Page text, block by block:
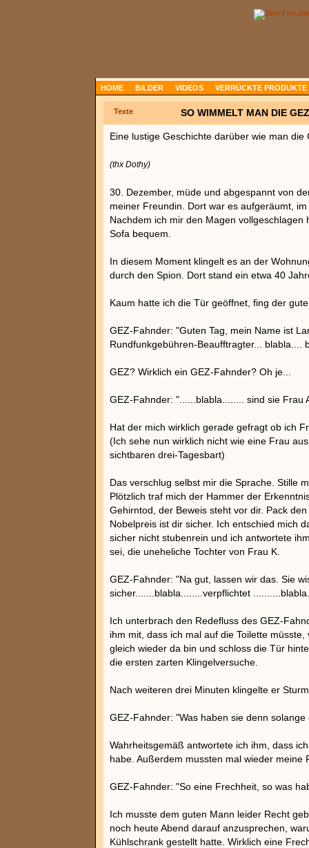
HOME BILDER VIDEOS VERRÜCKTE PRODUKTE
Texte SO WIMMELT MAN DIE
Eine lustige Geschichte darüber wie man
(thx Dothy)
30. Dezember, müde und abgespannt von
meiner Freundin. Dort war es aufgeräumt,
Nachdem ich mir den Magen
Sofa bequem.
In diesem Moment klingelt es an der
durch den Spion. Dort stand ein etwa 40
Kaum hatte ich die Tür geöffnet, fing der
GEZ-Fahnder: "Guten Tag, mein Name ist
Rundfunkgebühren-Beaufftragter... blabla....
GEZ? Wirklich ein GEZ-Fahnder? Oh je...
GEZ-Fahnder: "......blabla........ sind sie Frau
Hat der mich wirklich gerade gefragt ob ich
(Ich sehe nun wirklich nicht wie eine Frau
sichtbaren drei-Tagesbart)
Das verschlug selbst mir die Sprache. Stille
Plötzlich traf mich der Hammer der
Gehirntod, der Beweis steht vor dir. Pack
Nobelpreis ist dir sicher. Ich entschied mich
sicher nicht stubenrein und ich antwortete
sei, die uneheliche Tochter von Frau K.
GEZ-Fahnder: "Na gut, lassen wir das. Sie
sicher.......blabla........verpflichtet
Ich unterbrach den Redefluss des GEZ-
ihm mit, dass ich mal auf die Toilette
gleich wieder da bin und schloss die Tür
die ersten zarten Klingelversuche.
Nach weiteren drei Minuten klingelte er
GEZ-Fahnder: "Was haben sie denn solange
Wahrheitsgemäß antwortete ich ihm, dass
habe. Außerdem mussten mal wieder meine
GEZ-Fahnder: "So eine Frechheit, so was
Ich musste dem guten Mann leider Recht
noch heute Abend darauf anzusprechen,
Kühlschrank gestellt hatte. Wirklich eine